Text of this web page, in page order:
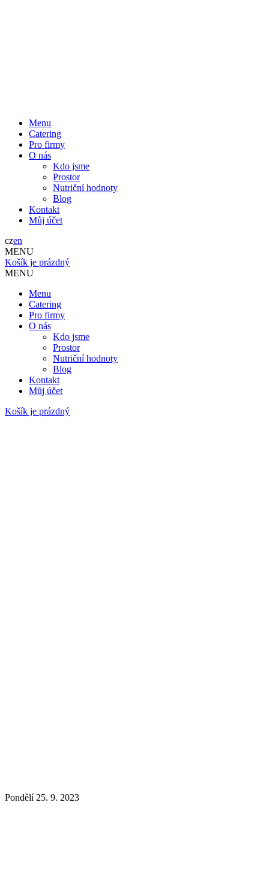
Menu
Catering
Pro firmy
O nás
Kdo jsme
Prostor
Nutriční hodnoty
Blog
Kontakt
Můj účet
czen
MENU
Košík je prázdný
MENU
Menu
Catering
Pro firmy
O nás
Kdo jsme
Prostor
Nutriční hodnoty
Blog
Kontakt
Můj účet
Košík je prázdný
Pondělí 25. 9. 2023